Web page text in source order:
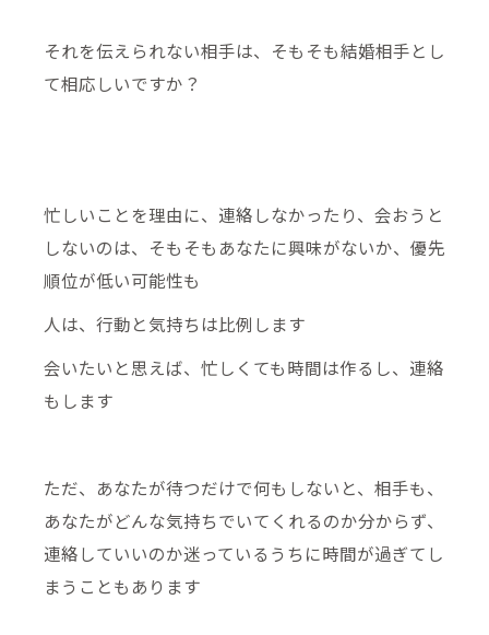
それを伝えられない相手は、そもそも結婚相手とし
て相応しいですか？
忙しいことを理由に、連絡しなかったり、会おうと
しないのは、そもそもあなたに興味がないか、優先
順位が低い可能性も
人は、行動と気持ちは比例します
会いたいと思えば、忙しくても時間は作るし、連絡
もします
ただ、あなたが待つだけで何もしないと、相手も、
あなたがどんな気持ちでいてくれるのか分からず、
連絡していいのか迷っているうちに時間が過ぎてし
まうこともあります